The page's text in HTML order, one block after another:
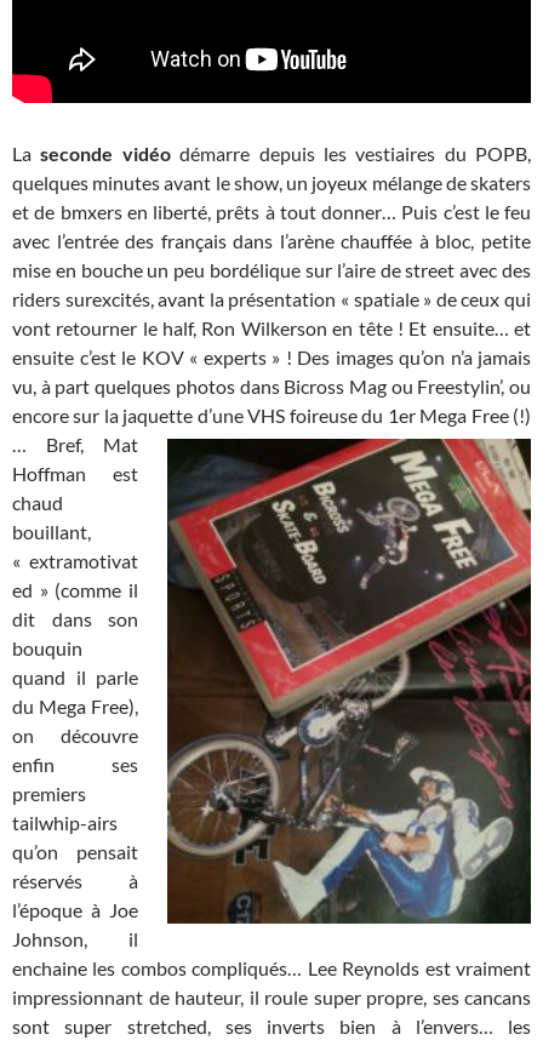
Laseconde vidéodémarre depuis les vestiaires du POPB,
quelques minutes avant le show, un joyeux mélange de skaters
et de bmxers en liberté, prêts à tout donner… Puis c’est le feu
avec l’entrée des français dans l’arène chauffée à bloc, petite
mise en bouche un peu bordélique sur l’aire de street avec des
riders surexcités, avant la présentation « spatiale » de ceux qui
vont retourner le half, Ron Wilkerson en tête ! Et ensuite… et
ensuite c’est le KOV « experts » ! Des images qu’on n’a jamais
vu, à part quelques photos dans Bicross Mag ou Freestylin’, ou
encore sur la jaquette d’une VHS foireuse du 1er Mega Free (!)
… Bref, Mat
Hoffman est
chaud
bouillant,
« extramotivat
ed » (comme il
dit dans son
bouquin
quand il parle
du Mega Free),
on découvre
enfin ses
premiers
tailwhip-airs
qu’on pensait
réservés à
l’époque à Joe
Johnson, il
enchaine les combos compliqués… Lee Reynolds est vraiment
impressionnant de hauteur, il roule super propre, ses cancans
sont super stretched, ses inverts bien à l’envers… les